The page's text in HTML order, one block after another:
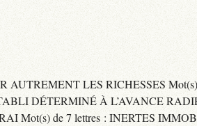
AUTREMENT LES RICHESSES
DÉTERMINÉ À L’AVANCE
Mot(s) de 7 lettres : INERTES